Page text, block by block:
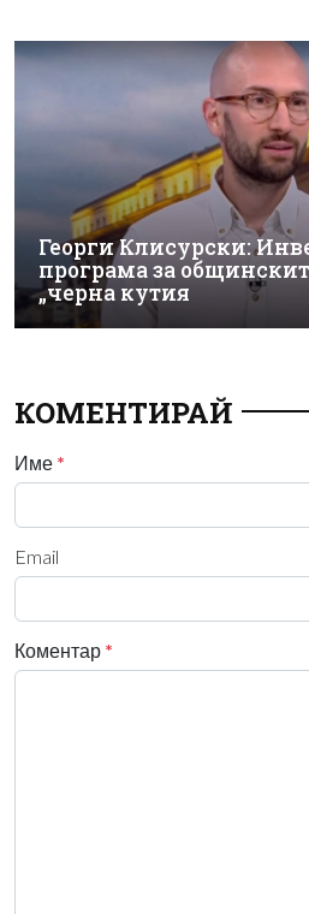
Георги Клисурски:
програма за
„черна кутия
КОМЕНТИРАЙ
Име *
Email
Коментар *